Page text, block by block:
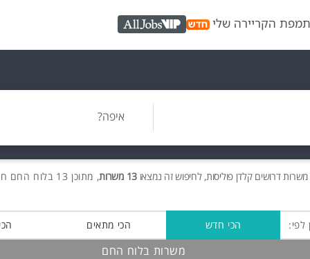
מפת הקריירה שלי AllJobs VIP
איפה?
משרותדרושים קלדן פוליסות, לחיפוש זה נמצאו13 משרות , מתוכן 13 בלוח החם חינם!
לפי: הכי חדש הכי מתאים
משרות בלוח החם